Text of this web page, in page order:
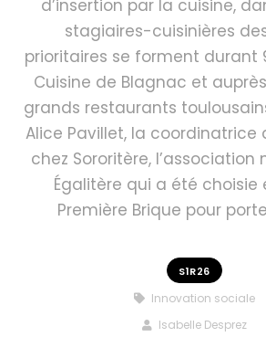
d’insertion par la cuisine,
stagiaires-cuisinières
prioritaires se forment durant
Cuisine de Blagnac et
grands restaurants
Alice Pavillet, la
chez Sororitère, l’association
Égalitère qui a été choisie
Première Brique pour
S1R26
Innovation sociale
Isabelle Desprez